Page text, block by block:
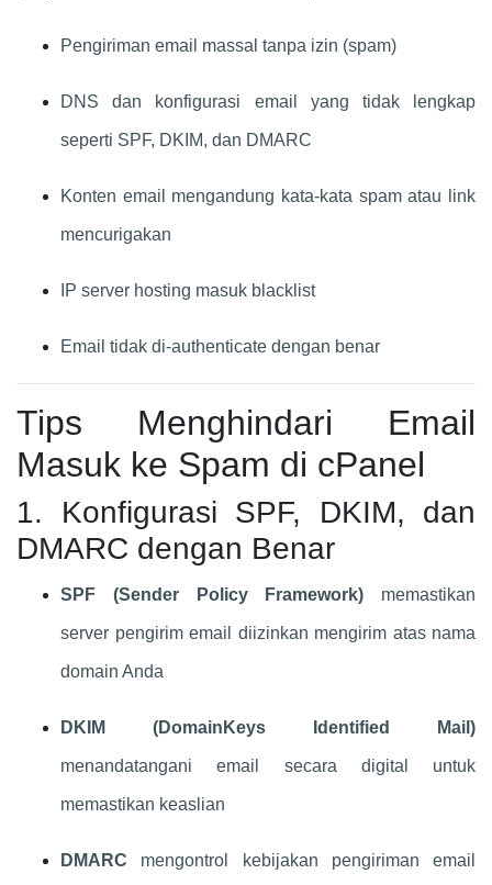
Pengiriman email massal tanpa izin (spam)
DNS dan konfigurasi email yang tidak lengkap
seperti SPF, DKIM, dan DMARC
Konten email mengandung kata-kata spam atau link
mencurigakan
IP server hosting masuk blacklist
Email tidak di-authenticate dengan benar
Tips Menghindari Email
Masuk ke Spam di cPanel
1. Konfigurasi SPF, DKIM, dan
DMARC dengan Benar
SPF (Sender Policy Framework) memastikan
server pengirim email diizinkan mengirim atas nama
domain Anda
DKIM (DomainKeys Identified Mail)
menandatangani email secara digital untuk
memastikan keaslian
DMARC mengontrol kebijakan pengiriman email